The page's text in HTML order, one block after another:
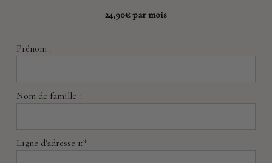
24,90€ par mois
Prénom :
Nom de famille :
Ligne d'adresse 1:*